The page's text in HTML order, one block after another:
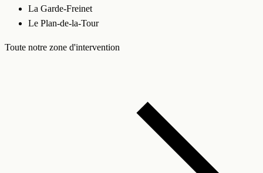
La Garde-Freinet
Le Plan-de-la-Tour
Toute notre zone d'intervention